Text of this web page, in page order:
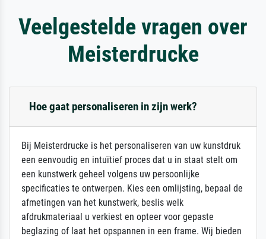
Veelgestelde vragen over
Meisterdrucke
Hoe gaat personaliseren in zijn werk?
Bij Meisterdrucke is het personaliseren van uw kunstdruk
een eenvoudig en intuïtief proces dat u in staat stelt om
een kunstwerk geheel volgens uw persoonlijke
specificaties te ontwerpen. Kies een omlijsting, bepaal de
afmetingen van het kunstwerk, beslis welk
afdrukmateriaal u verkiest en opteer voor gepaste
beglazing of laat het opspannen in een frame. Wij bieden